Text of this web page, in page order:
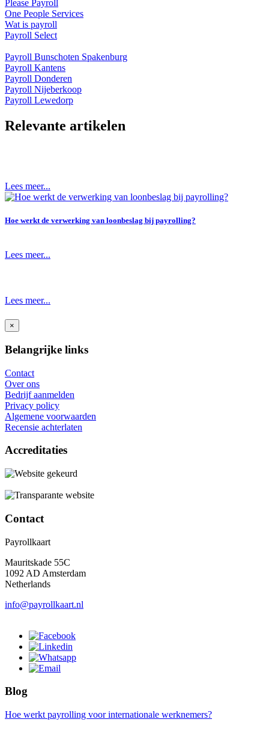
Please Payroll
One People Services
Wat is payroll
Payroll Select
Payroll Bunschoten Spakenburg
Payroll Kantens
Payroll Donderen
Payroll Nijeberkoop
Payroll Lewedorp
Relevante artikelen
Lees meer...
Hoe werkt de verwerking van loonbeslag bij payrolling?
Lees meer...
Lees meer...
×
Belangrijke links
Contact
Over ons
Bedrijf aanmelden
Privacy policy
Algemene voorwaarden
Recensie achterlaten
Accreditaties
Contact
Payrollkaart
Mauritskade 55C
1092 AD Amsterdam
Netherlands
info@payrollkaart.nl
Blog
Hoe werkt payrolling voor internationale werknemers?